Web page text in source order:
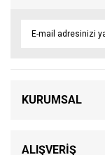
KURUMSAL
ALIŞVERİŞ